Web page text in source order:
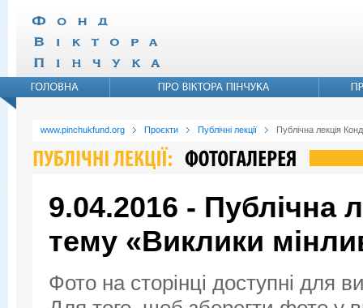
www.pinchukfund.org Проєкти Публічні лекції Публічна лекція
9.04.2016 - Публічна
тему «Виклики
Фото на сторінці доступні для